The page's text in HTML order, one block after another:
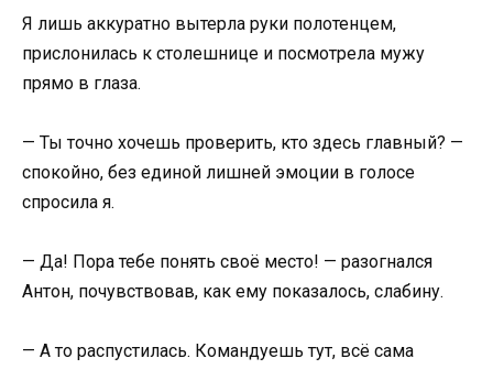
Я лишь аккуратно вытерла руки полотенцем,
прислонилась к столешнице и посмотрела мужу
прямо в глаза.
— Ты точно хочешь проверить, кто здесь главный? —
спокойно, без единой лишней эмоции в голосе
спросила я.
— Да! Пора тебе понять своё место! — разогнался
Антон, почувствовав, как ему показалось, слабину.
— А то распустилась. Командуешь тут, всё сама